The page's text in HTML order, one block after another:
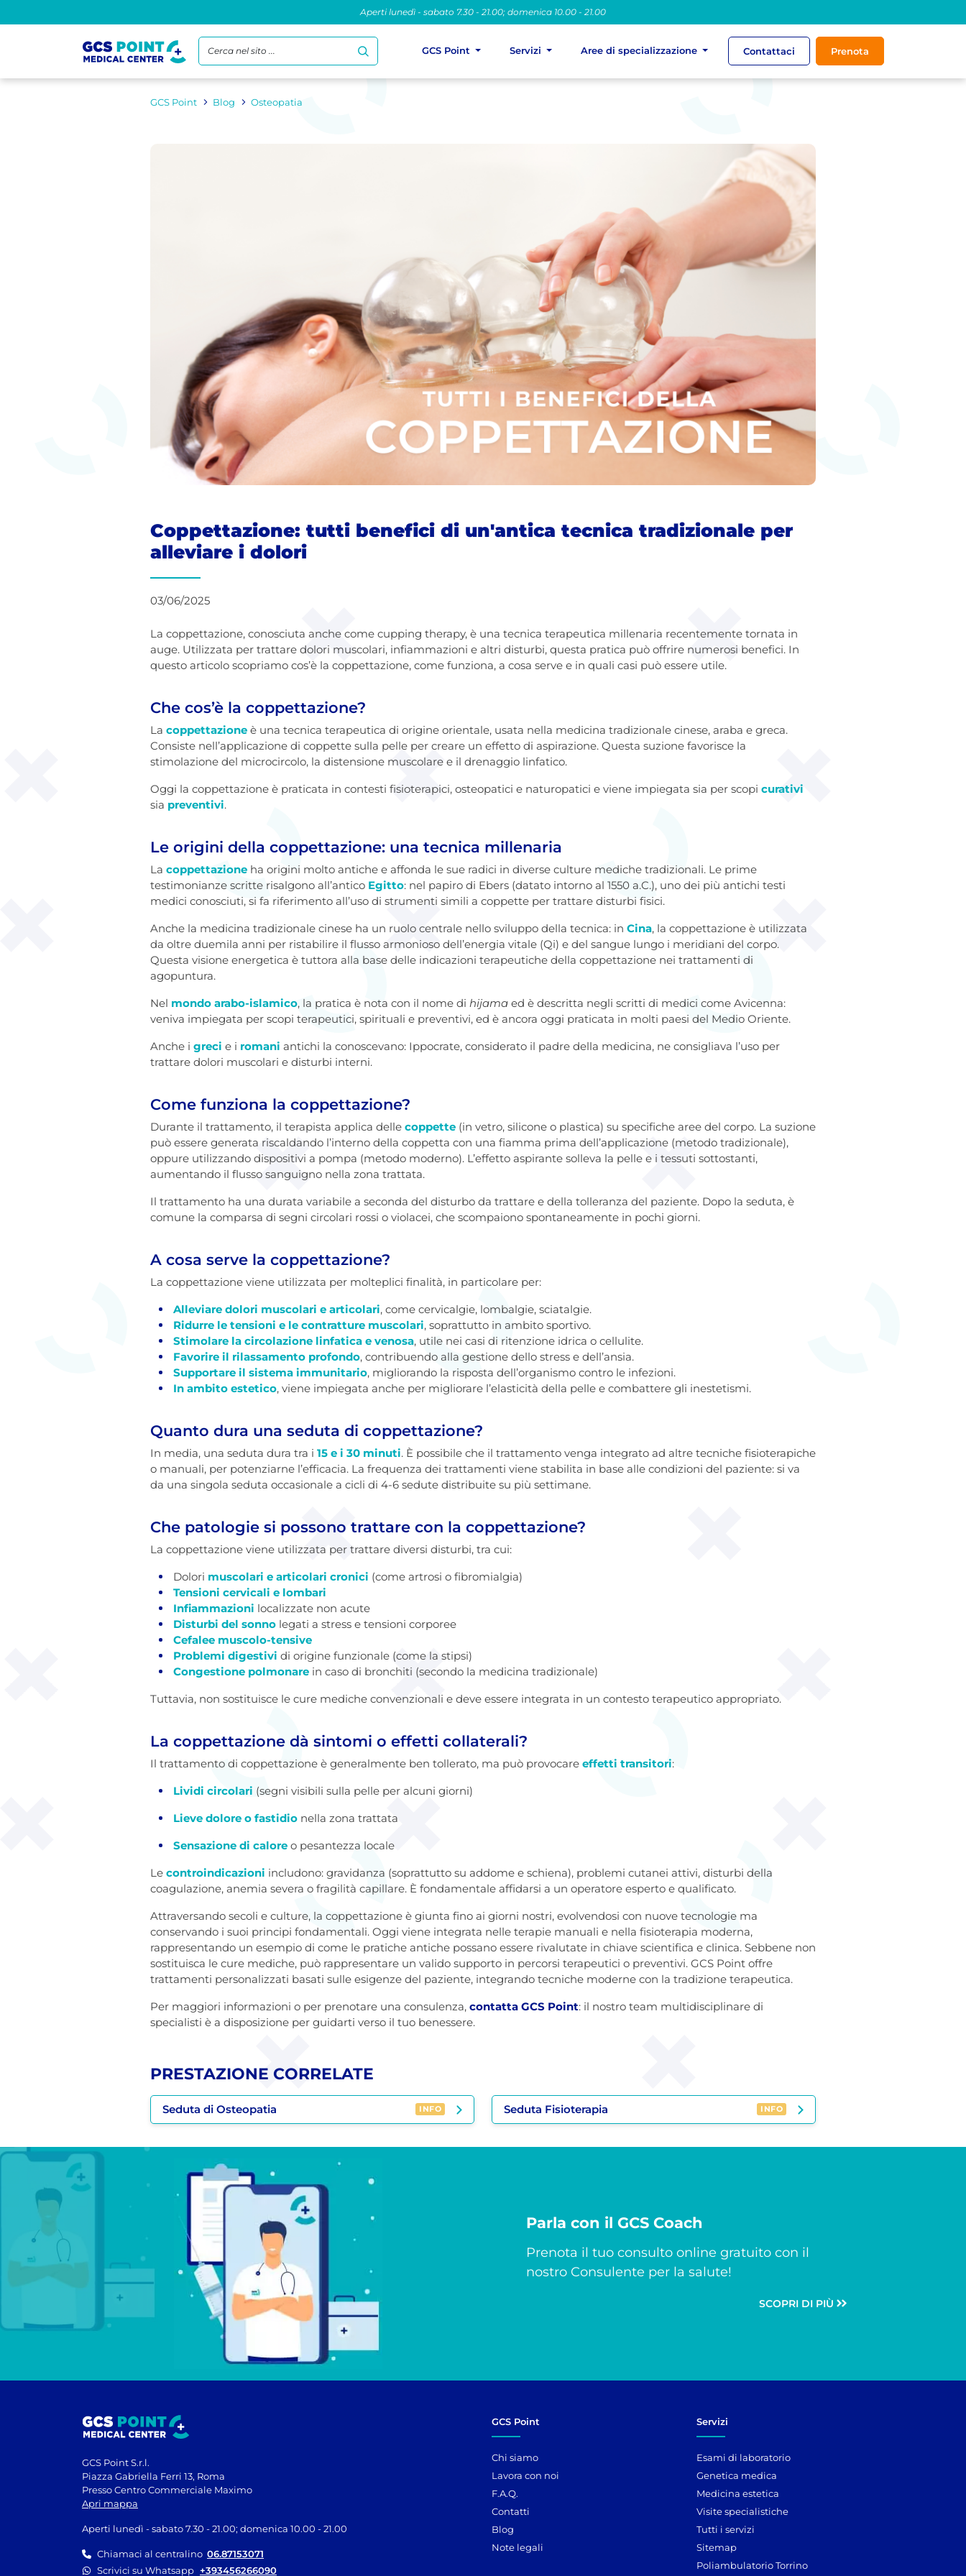
Aperti lunedì - sabato 7.30 - 21.00; domenica 10.00 - 21.00
Cerca nel sito ... GCS Point Servizi Aree di specializzazione Contattaci Prenota
GCS Point Blog Osteopatia
Coppettazione: tutti benefici di un'antica tecnica tradizionale per
alleviare i dolori
03/06/2025
La coppettazione, conosciuta anche come cupping therapy, è una tecnica terapeutica millenaria recentemente tornata in
auge. Utilizzata per trattare dolori muscolari, infiammazioni e altri disturbi, questa pratica può offrire numerosi benefici. In
questo articolo scopriamo cos’è la coppettazione, come funziona, a cosa serve e in quali casi può essere utile.
Che cos’è la coppettazione?
La coppettazione è una tecnica terapeutica di origine orientale, usata nella medicina tradizionale cinese, araba e greca.
Consiste nell’applicazione di coppette sulla pelle per creare un effetto di aspirazione. Questa suzione favorisce la
stimolazione del microcircolo, la distensione muscolare e il drenaggio linfatico.
Oggi la coppettazione è praticata in contesti fisioterapici, osteopatici e naturopatici e viene impiegata sia per scopi curativi
sia preventivi.
Le origini della coppettazione: una tecnica millenaria
La coppettazione ha origini molto antiche e affonda le sue radici in diverse culture mediche tradizionali. Le prime
testimonianze scritte risalgono all’antico Egitto: nel papiro di Ebers (datato intorno al 1550 a.C.), uno dei più antichi testi
medici conosciuti, si fa riferimento all’uso di strumenti simili a coppette per trattare disturbi fisici.
Anche la medicina tradizionale cinese ha un ruolo centrale nello sviluppo della tecnica: in Cina, la coppettazione è utilizzata
da oltre duemila anni per ristabilire il flusso armonioso dell’energia vitale (Qi) e del sangue lungo i meridiani del corpo.
Questa visione energetica è tuttora alla base delle indicazioni terapeutiche della coppettazione nei trattamenti di
agopuntura.
Nel mondo arabo-islamico, la pratica è nota con il nome di hijama ed è descritta negli scritti di medici come Avicenna:
veniva impiegata per scopi terapeutici, spirituali e preventivi, ed è ancora oggi praticata in molti paesi del Medio Oriente.
Anche i greci e i romani antichi la conoscevano: Ippocrate, considerato il padre della medicina, ne consigliava l’uso per
trattare dolori muscolari e disturbi interni.
Come funziona la coppettazione?
Durante il trattamento, il terapista applica delle coppette (in vetro, silicone o plastica) su specifiche aree del corpo. La suzione
può essere generata riscaldando l’interno della coppetta con una fiamma prima dell’applicazione (metodo tradizionale),
oppure utilizzando dispositivi a pompa (metodo moderno). L’effetto aspirante solleva la pelle e i tessuti sottostanti,
aumentando il flusso sanguigno nella zona trattata.
Il trattamento ha una durata variabile a seconda del disturbo da trattare e della tolleranza del paziente. Dopo la seduta, è
comune la comparsa di segni circolari rossi o violacei, che scompaiono spontaneamente in pochi giorni.
A cosa serve la coppettazione?
La coppettazione viene utilizzata per molteplici finalità, in particolare per:
Alleviare dolori muscolari e articolari, come cervicalgie, lombalgie, sciatalgie.
Ridurre le tensioni e le contratture muscolari, soprattutto in ambito sportivo.
Stimolare la circolazione linfatica e venosa, utile nei casi di ritenzione idrica o cellulite.
Favorire il rilassamento profondo, contribuendo alla gestione dello stress e dell’ansia.
Supportare il sistema immunitario, migliorando la risposta dell’organismo contro le infezioni.
In ambito estetico, viene impiegata anche per migliorare l’elasticità della pelle e combattere gli inestetismi.
Quanto dura una seduta di coppettazione?
In media, una seduta dura tra i 15 e i 30 minuti. È possibile che il trattamento venga integrato ad altre tecniche fisioterapiche
o manuali, per potenziarne l’efficacia. La frequenza dei trattamenti viene stabilita in base alle condizioni del paziente: si va
da una singola seduta occasionale a cicli di 4-6 sedute distribuite su più settimane.
Che patologie si possono trattare con la coppettazione?
La coppettazione viene utilizzata per trattare diversi disturbi, tra cui:
Dolori muscolari e articolari cronici (come artrosi o fibromialgia)
Tensioni cervicali e lombari
Infiammazioni localizzate non acute
Disturbi del sonno legati a stress e tensioni corporee
Cefalee muscolo-tensive
Problemi digestivi di origine funzionale (come la stipsi)
Congestione polmonare in caso di bronchiti (secondo la medicina tradizionale)
Tuttavia, non sostituisce le cure mediche convenzionali e deve essere integrata in un contesto terapeutico appropriato.
La coppettazione dà sintomi o effetti collaterali?
Il trattamento di coppettazione è generalmente ben tollerato, ma può provocare effetti transitori:
Lividi circolari (segni visibili sulla pelle per alcuni giorni)
Lieve dolore o fastidio nella zona trattata
Sensazione di calore o pesantezza locale
Le controindicazioni includono: gravidanza (soprattutto su addome e schiena), problemi cutanei attivi, disturbi della
coagulazione, anemia severa o fragilità capillare. È fondamentale affidarsi a un operatore esperto e qualificato.
Attraversando secoli e culture, la coppettazione è giunta fino ai giorni nostri, evolvendosi con nuove tecnologie ma
conservando i suoi principi fondamentali. Oggi viene integrata nelle terapie manuali e nella fisioterapia moderna,
rappresentando un esempio di come le pratiche antiche possano essere rivalutate in chiave scientifica e clinica. Sebbene non
sostituisca le cure mediche, può rappresentare un valido supporto in percorsi terapeutici o preventivi. GCS Point offre
trattamenti personalizzati basati sulle esigenze del paziente, integrando tecniche moderne con la tradizione terapeutica.
Per maggiori informazioni o per prenotare una consulenza, contatta GCS Point: il nostro team multidisciplinare di
specialisti è a disposizione per guidarti verso il tuo benessere.
PRESTAZIONE CORRELATE
Seduta di Osteopatia INFO Seduta Fisioterapia INFO
Parla con il GCS Coach
Prenota il tuo consulto online gratuito con il
nostro Consulente per la salute!
SCOPRI DI PIÙ
GCS Point S.r.l.
Piazza Gabriella Ferri 13, Roma
Presso Centro Commerciale Maximo
Apri mappa
Aperti lunedì - sabato 7.30 - 21.00; domenica 10.00 - 21.00
Chiamaci al centralino 06.87153071
Scrivici su Whatsapp +393456266090
GCS Point
Chi siamo
Lavora con noi
F.A.Q.
Contatti
Blog
Note legali
Servizi
Esami di laboratorio
Genetica medica
Medicina estetica
Visite specialistiche
Tutti i servizi
Sitemap
Poliambulatorio Torrino